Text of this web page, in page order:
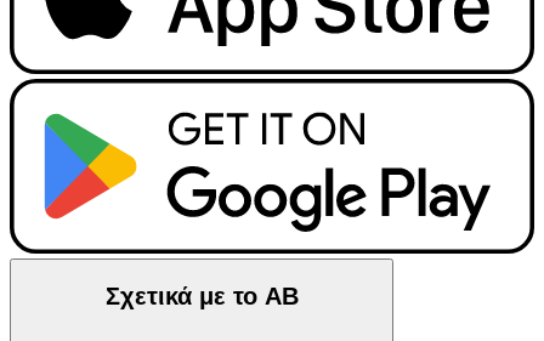
Σχετικά με το ΑΒ